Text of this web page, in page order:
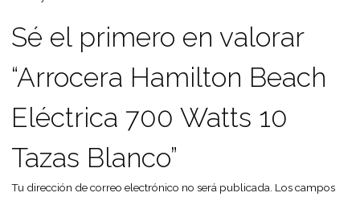
Sé el primero en valorar
“Arrocera Hamilton Beach
Eléctrica 700 Watts 10
Tazas Blanco”
Tu dirección de correo electrónico no será publicada. Los campos